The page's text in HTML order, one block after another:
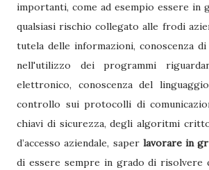
importanti, come ad esempio essere in
qualsiasi rischio collegato alle frodi
tutela delle informazioni, conoscenza
nell'utilizzo dei programmi
elettronico, conoscenza del
controllo sui protocolli di
chiavi di sicurezza, degli algoritmi
d’accesso aziendale, saper lavorare in
di essere sempre in grado di risolvere